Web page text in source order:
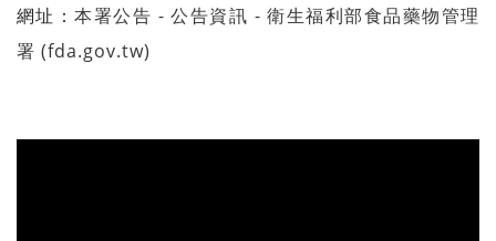
網址：本署公告 - 公告資訊 - 衛生福利部食品藥物管理
署 (fda.gov.tw)